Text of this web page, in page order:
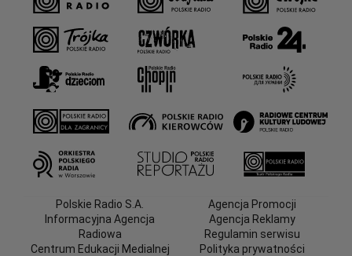
Polskie Radio S.A.
Informacyjna Agencja
Radiowa
Centrum Edukacji Medialnej
Agencja Promocji
Agencja Reklamy
Regulamin serwisu
Polityka prywatności